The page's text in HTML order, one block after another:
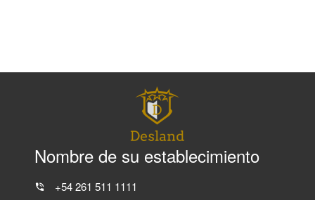
Nombre de su establecimiento
+54 261 511 1111